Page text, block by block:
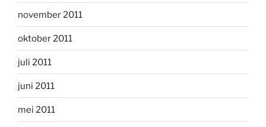
november 2011
oktober 2011
juli 2011
juni 2011
mei 2011